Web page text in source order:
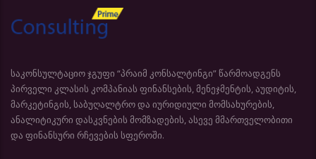
საკონსულტაციო ჯგუფი “პრაიმ კონსალტინგი” წარმოადგენს
პირველი კლასის კომპანიას ფინანსების, მენეჯმენტის, აუდიტის,
მარკეტინგის, საბუღალტრო და იურიდიული მომსახურების,
ანალიტიკური დასკვნების მომზადების, ასევე მმართველობითი
და ფინანსური რჩევების სფეროში.